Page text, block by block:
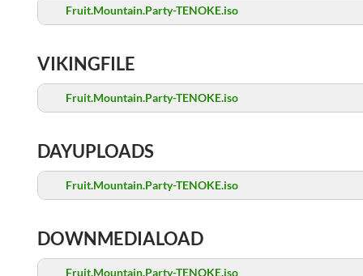
Fruit.Mountain.Party-TENOKE.iso
VIKINGFILE
Fruit.Mountain.Party-TENOKE.iso
DAYUPLOADS
Fruit.Mountain.Party-TENOKE.iso
DOWNMEDIALOAD
Fruit.Mountain.Party-TENOKE.iso